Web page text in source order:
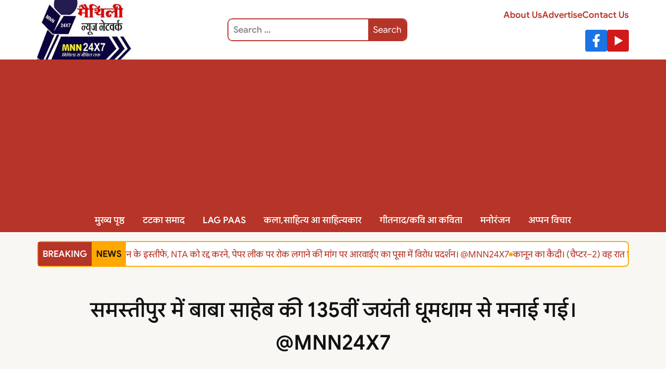
About UsAdvertiseContact Us
मुख्य पृष्ठ टटका समाद LAG PAAS कला,साहित्य आ साहित्यकार गीतनाद/कवि आ कविता मनोरंजन अप्पन विचार
BREAKING NEWS
शिक्षा मंत्री धर्मेंद्र प्रधान के इस्तीफे, NTA को रद्द करने, पेपर लीक पर रोक लगाने की मांग पर आरवाईए का पूसा में विरोध प्रदर्शन। @MNN24X7 कानून का कैदी। (चैप्टर–2) वह रात जिसने सब बदल
समस्तीपुर में बाबा साहेब की 135वीं जयंती धूमधाम से मनाई गई।
@MNN24X7